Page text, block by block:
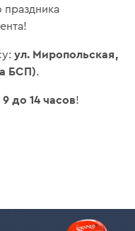
праздника
ул. Миропольская,
БСП).
9 до 14 часов!